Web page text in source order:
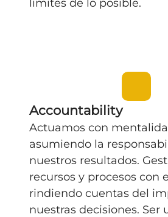
límites de lo posible.
Accountability
Actuamos con
asumiendo la
nuestros resultados.
recursos y procesos con
rindiendo cuentas del
nuestras decisiones. Ser